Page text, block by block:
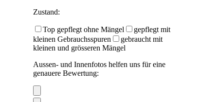
Zustand:
Top gepflegt ohne Mängel
gepflegt mit
kleinen Gebrauchsspuren
gebraucht mit
kleinen und grösseren Mängel
Aussen- und Innenfotos helfen uns für eine
genauere Bewertung: